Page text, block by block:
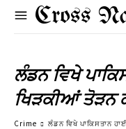
Cross
ਲੰਡਨ ਵਿਖੇ
ਖਿੜਕੀਆਂ ਤੋੜਨ
Crime ਲੰਡਨ ਵਿਖੇ ਪਾਕਿਸਤਾਨ